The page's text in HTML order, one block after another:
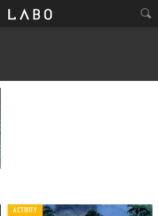
ACTIVITY